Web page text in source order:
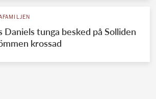
Daniels tunga besked på Solliden
krossad